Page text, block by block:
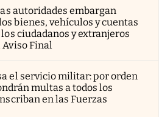
autoridades embargan
bienes, vehículos y cuentas
ciudadanos y extranjeros
Final
el servicio militar: por orden
multas a todos los
en las Fuerzas